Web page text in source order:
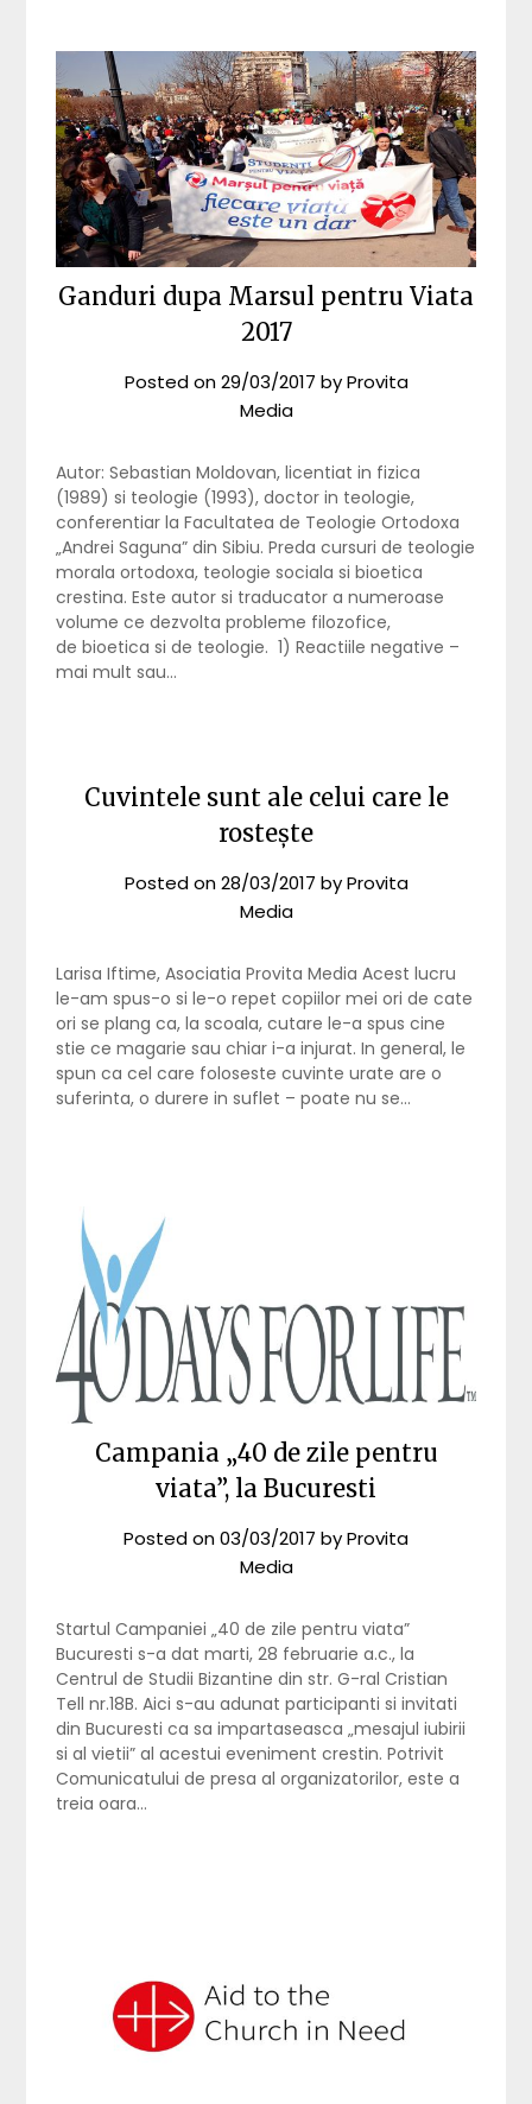
Ganduri dupa Marsul pentru Viata
2017
Posted on29/03/2017 byProvita
Media
Autor: Sebastian Moldovan, licentiat in fizica
(1989) si teologie (1993), doctor in teologie,
conferentiar la Facultatea de Teologie Ortodoxa
„Andrei Saguna” din Sibiu. Preda cursuri de teologie
morala ortodoxa, teologie sociala si bioetica
crestina. Este autor si traducator a numeroase
volume ce dezvolta probleme filozofice,
de bioetica si de teologie. 1) Reactiile negative –
mai mult sau…
Cuvintele sunt ale celui care le
rostește
Posted on28/03/2017 byProvita
Media
Larisa Iftime, Asociatia Provita Media Acest lucru
le-am spus-o si le-o repet copiilor mei ori de cate
ori se plang ca, la scoala, cutare le-a spus cine
stie ce magarie sau chiar i-a injurat. In general, le
spun ca cel care foloseste cuvinte urate are o
suferinta, o durere in suflet – poate nu se…
Campania „40 de zile pentru
viata”, la Bucuresti
Posted on03/03/2017 byProvita
Media
Startul Campaniei „40 de zile pentru viata”
Bucuresti s-a dat marti, 28 februarie a.c., la
Centrul de Studii Bizantine din str. G-ral Cristian
Tell nr.18B. Aici s-au adunat participanti si invitati
din Bucuresti ca sa impartaseasca „mesajul iubirii
si al vietii” al acestui eveniment crestin. Potrivit
Comunicatului de presa al organizatorilor, este a
treia oara…